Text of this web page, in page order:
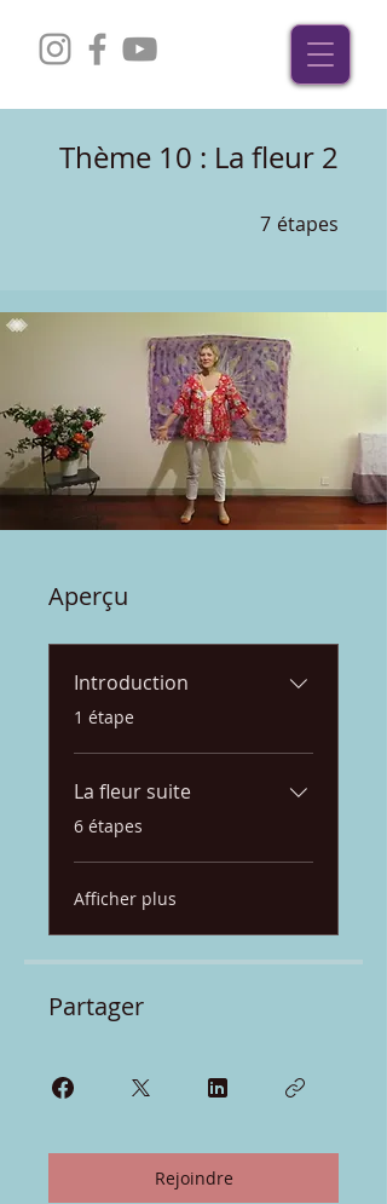
Thème 10 : La fleur 2
7 étapes
Aperçu
Introduction
.1 étape
La fleur suite
.
6 étapes
Afficher plus
Partager
Rejoindre